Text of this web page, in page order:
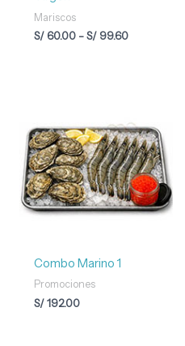
Mariscos
S/60.00 - S/99.60
Combo Marino 1
Promociones
S/192.00